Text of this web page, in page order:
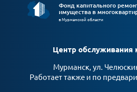
Фонд капитального
имущества в
в Мурманской области
Центр обслуживания
Мурманск, ул.
Работает также и по